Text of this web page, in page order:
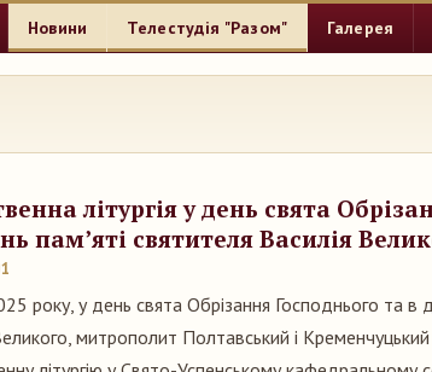
Новини Телестудія "Разом" Галерея
літургія у день свята
пам’яті святителя Василія
року, у день свята Обрізання Господнього та в
митрополит Полтавський і